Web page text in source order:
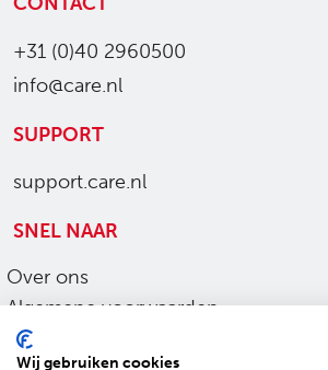
+31 (0)40 2960500
info@care.nl
SUPPORT
support.care.nl
SNEL NAAR
Over ons
Algemene voorwaarden
Ons werk
Wij gebruiken cookies